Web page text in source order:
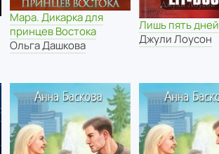
Мара. Дикарка для
принцев Востока
Ольга Дашкова
Лишь пять дней
Джули Лоусон